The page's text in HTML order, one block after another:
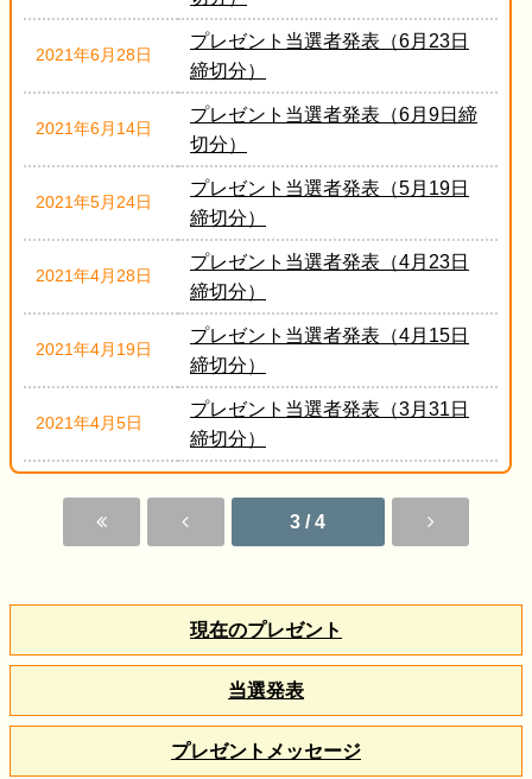
2021年6月28日
プレゼント当選者発表（6月23日
締切分）
2021年6月14日
プレゼント当選者発表（6月9日締
切分）
2021年5月24日
プレゼント当選者発表（5月19日
締切分）
2021年4月28日
プレゼント当選者発表（4月23日
締切分）
2021年4月19日
プレゼント当選者発表（4月15日
締切分）
2021年4月5日
プレゼント当選者発表（3月31日
締切分）
3 / 4
現在のプレゼント
当選発表
プレゼントメッセージ